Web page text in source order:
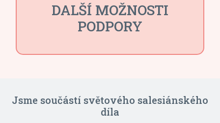
DALŠÍ MOŽNOSTI
PODPORY
Jsme součástí světového salesiánského
díla